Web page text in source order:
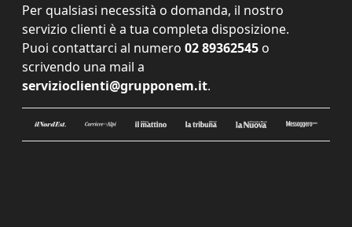
Per qualsiasi necessità o domanda, il nostro
servizio clienti è a tua completa disposizione.
Puoi contattarci al numero 02 89362545 o
scrivendo una mail a
servizioclienti@grupponem.it.